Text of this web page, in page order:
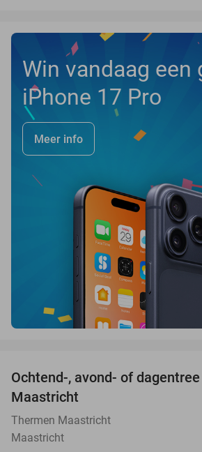
Win vandaag een
iPhone 17 Pro
Meer info
Ochtend-, avond- of
Maastricht
Thermen Maastricht
Maastricht